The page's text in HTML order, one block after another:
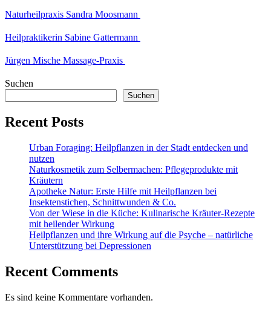
Naturheilpraxis Sandra Moosmann
Heilpraktikerin Sabine Gattermann
Jürgen Mische Massage-Praxis
Suchen
Suchen
Recent Posts
Urban Foraging: Heilpflanzen in der Stadt entdecken und
nutzen
Naturkosmetik zum Selbermachen: Pflegeprodukte mit
Kräutern
Apotheke Natur: Erste Hilfe mit Heilpflanzen bei
Insektenstichen, Schnittwunden & Co.
Von der Wiese in die Küche: Kulinarische Kräuter-Rezepte
mit heilender Wirkung
Heilpflanzen und ihre Wirkung auf die Psyche – natürliche
Unterstützung bei Depressionen
Recent Comments
Es sind keine Kommentare vorhanden.